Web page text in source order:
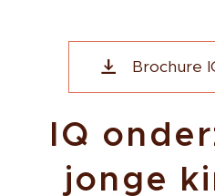
Brochure
IQ
jonge